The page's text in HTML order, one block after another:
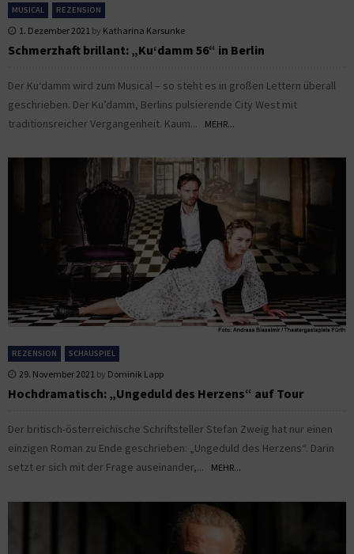
MUSICAL REZENSION
1. Dezember 2021 by Katharina Karsunke
Schmerzhaft brillant: „Ku‘damm 56“ in Berlin
Der Ku‘damm wird zum Musical – so steht es in großen Lettern überall
geschrieben. Der Ku’damm, Berlins pulsierende City West mit
traditionsreicher Vergangenheit. Kaum...
MEHR...
REZENSION SCHAUSPIEL
29. November 2021 by Dominik Lapp
Hochdramatisch: „Ungeduld des Herzens“ auf Tour
Der britisch-österreichische Schriftsteller Stefan Zweig hat nur einen
einzigen Roman zu Ende geschrieben: „Ungeduld des Herzens“. Darin
setzt er sich mit der Frage auseinander,...
MEHR...